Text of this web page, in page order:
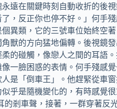
遠在關鍵時刻自動收折的後
，反正你也停不好。」何手
異類，它的三號車位始終空
獸的方向猛地偏轉。後視鏡
的碰觸，像戀人之間的耳語
一臉困惑的表情。何手殘感
「倒車王」。他趕緊從車
乎是隨機變化的，有時感覺
剎車聲，接著，一群穿著反